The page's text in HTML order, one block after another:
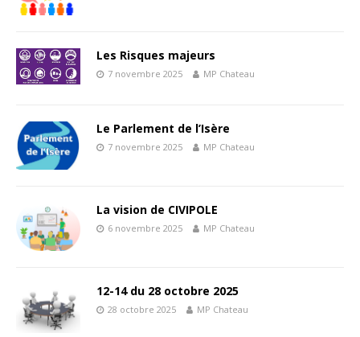
Les Risques majeurs
7 novembre 2025 MP Chateau
Le Parlement de l’Isère
7 novembre 2025 MP Chateau
La vision de CIVIPOLE
6 novembre 2025 MP Chateau
12-14 du 28 octobre 2025
28 octobre 2025 MP Chateau